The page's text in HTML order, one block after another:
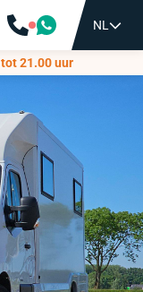
NL
tot 21.00 uur
NL
tot 21.00 uur